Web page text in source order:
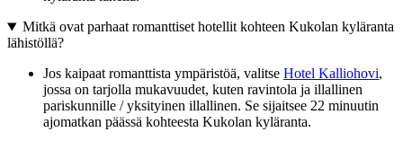
Mitkä ovat parhaat romanttiset hotellit kohteen Kukolan kyläranta
lähistöllä?
Jos kaipaat romanttista ympäristöä, valitse Hotel Kalliohovi,
jossa on tarjolla mukavuudet, kuten ravintola ja illallinen
pariskunnille / yksityinen illallinen. Se sijaitsee 22 minuutin
ajomatkan päässä kohteesta Kukolan kyläranta.